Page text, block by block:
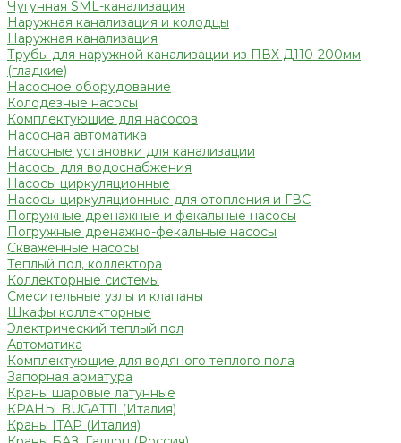
Чугунная SML-канализация
Наружная канализация и колодцы
Наружная канализация
Трубы для наружной канализации из ПВХ Д110-200мм
(гладкие)
Насосное оборудование
Колодезные насосы
Комплектующие для насосов
Насосная автоматика
Насосные установки для канализации
Насосы для водоснабжения
Насосы циркуляционные
Насосы циркуляционные для отопления и ГВС
Погружные дренажные и фекальные насосы
Погружные дренажно-фекальные насосы
Скваженные насосы
Теплый пол, коллектора
Коллекторные системы
Смесительные узлы и клапаны
Шкафы коллекторные
Электрический теплый пол
Автоматика
Комплектующие для водяного теплого пола
Запорная арматура
Краны шаровые латунные
КРАНЫ BUGATTI (Италия)
Краны ITAP (Италия)